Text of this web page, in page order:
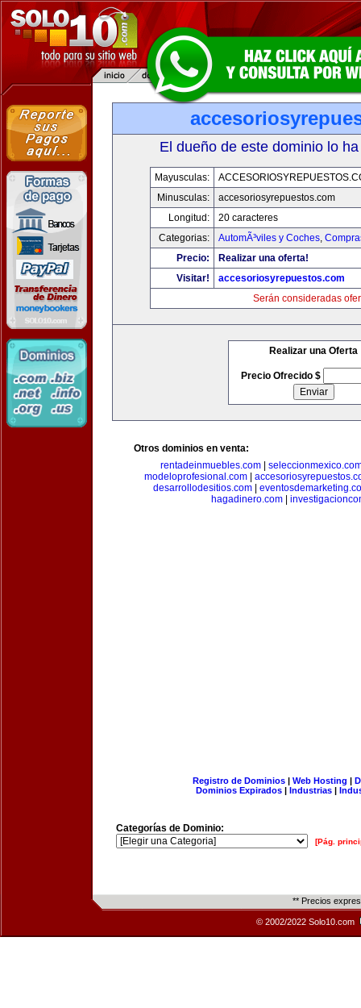
El dueño de este dominio lo
Mayusculas:
Minusculas:
accesoriosyrepuestos.com
Longitud:
20 caracteres
Categorias:
AutomÃ³viles y Coches,
Precio:
Realizar una oferta!
Visitar!
accesoriosyrepuestos.com
Serán consideradas
Realizar una Oferta
Precio Ofrecido $
Otros dominios en venta:
rentadeinmuebles.com
modeloprofesional.com|
desarrollodesitios.com|
hagadinero.com|
Registro de Dominios| Web Hosting |
Dominios Expirados | Industrias |
Categorías de Dominio:
[Pág.
** Precios
© 2002/2022 Solo10.com